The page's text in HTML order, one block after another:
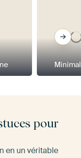
pour
en un véritable